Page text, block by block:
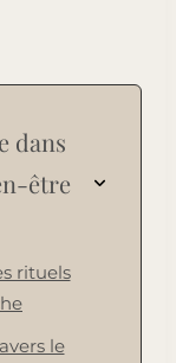
dans
être
rituels
le